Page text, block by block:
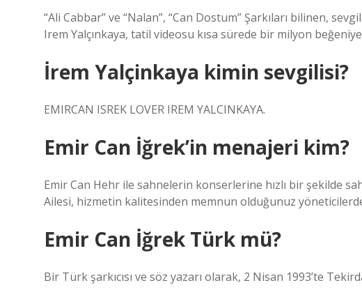
“Ali Cabbar” ve “Nalan”, “Can Dostum” Şarkıları bilinen,
Irem Yalçınkaya, tatil videosu kısa sürede bir milyon beğeniye
İrem Yalçinkaya kimin sevgilisi?
EMIRCAN ISREK LOVER IREM YALCINKAYA.
Emir Can İğrek’in menajeri kim?
Emir Can Hehr ile sahnelerin konserlerine hızlı bir şekilde
Ailesi, hizmetin kalitesinden memnun olduğunuz
Emir Can İğrek Türk mü?
Bir Türk şarkıcısı ve söz yazarı olarak, 2 Nisan 1993’te